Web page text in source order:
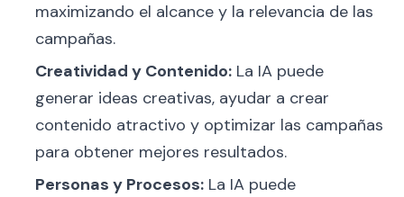
maximizando el alcance y la relevancia de las
campañas.
Creatividad y Contenido: La IA puede
generar ideas creativas, ayudar a crear
contenido atractivo y optimizar las campañas
para obtener mejores resultados.
Personas y Procesos: La IA puede